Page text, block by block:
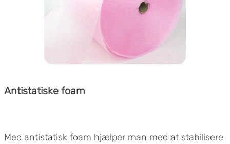
Antistatiske foam
Med antistatisk foam hjælper man med at stabilisere